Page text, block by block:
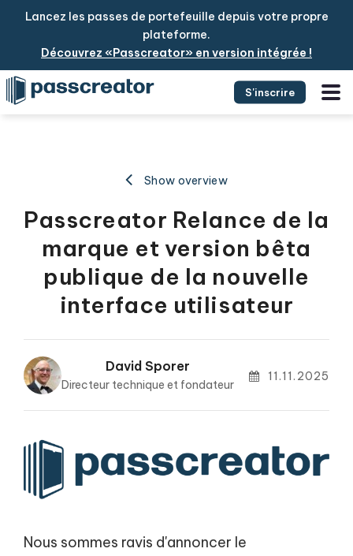
Lancez les passes de portefeuille depuis votre propre
plateforme.
Découvrez «Passcreator» en version intégrée !
S'inscrire
Show overview
Passcreator Relance de la
marque et version bêta
publique de la nouvelle
interface utilisateur
David Sporer
Directeur technique et fondateur
11.11.2025
Nous sommes ravis d'annoncer le